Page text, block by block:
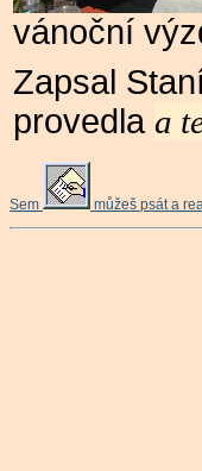
vánoční
Zapsal
provedla a
Sem můžeš psát a